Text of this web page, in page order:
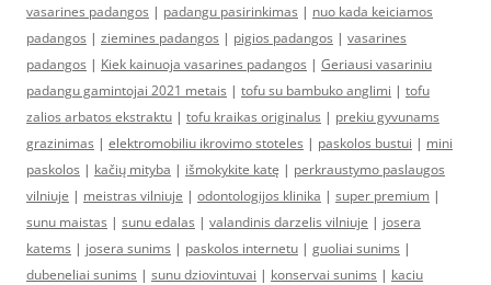
vasarines padangos | padangu pasirinkimas | nuo kada keiciamos
padangos | ziemines padangos | pigios padangos | vasarines
padangos | Kiek kainuoja vasarines padangos | Geriausi vasariniu
padangu gamintojai 2021 metais | tofu su bambuko anglimi | tofu
zalios arbatos ekstraktu | tofu kraikas originalus | prekiu gyvunams
grazinimas | elektromobiliu ikrovimo stoteles | paskolos bustui | mini
paskolos | kačių mityba | išmokykite katę | perkraustymo paslaugos
vilniuje | meistras vilniuje | odontologijos klinika | super premium |
sunu maistas | sunu edalas | valandinis darzelis vilniuje | josera
katems | josera sunims | paskolos internetu | guoliai sunims |
dubeneliai sunims | sunu dziovintuvai | konservai sunims | kaciu